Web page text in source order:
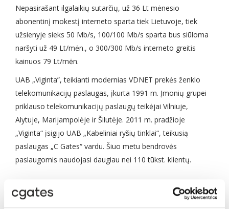
Nepasirašant ilgalaikių sutarčių, už 36 Lt mėnesio
abonentinį mokestį interneto sparta tiek Lietuvoje, tiek
užsienyje sieks 50 Mb/s, 100/100 Mb/s sparta bus siūloma
naršyti už 49 Lt/mėn., o 300/300 Mb/s interneto greitis
kainuos 79 Lt/mėn.
UAB „Viginta”, teikianti modernias VDNET prekės ženklo
telekomunikacijų paslaugas, įkurta 1991 m. Įmonių grupei
priklauso telekomunikacijų paslaugų teikėjai Vilniuje,
Alytuje, Marijampolėje ir Šilutėje. 2011 m. pradžioje
„Viginta“ įsigijo UAB „Kabeliniai ryšių tinklai“, teikusią
paslaugas „C Gates“ vardu. Šiuo metu bendrovės
paslaugomis naudojasi daugiau nei 110 tūkst. klientų.